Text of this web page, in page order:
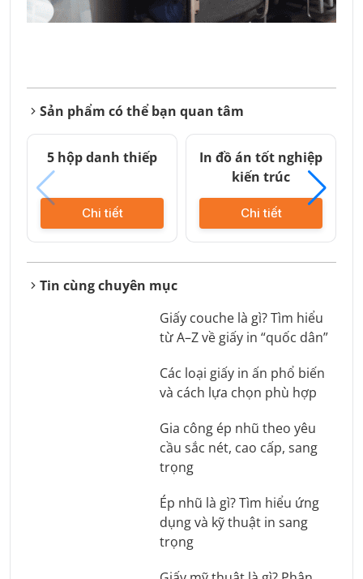
Sản phẩm có thể bạn quan tâm
5 hộp danh thiếp
Chi tiết
In đồ án tốt nghiệp
kiến trúc
Chi tiết
Tin cùng chuyên mục
Giấy couche là gì? Tìm hiểu
từ A–Z về giấy in “quốc dân”
Các loại giấy in ấn phổ biến
và cách lựa chọn phù hợp
Gia công ép nhũ theo yêu
cầu sắc nét, cao cấp, sang
trọng
Ép nhũ là gì? Tìm hiểu ứng
dụng và kỹ thuật in sang
trọng